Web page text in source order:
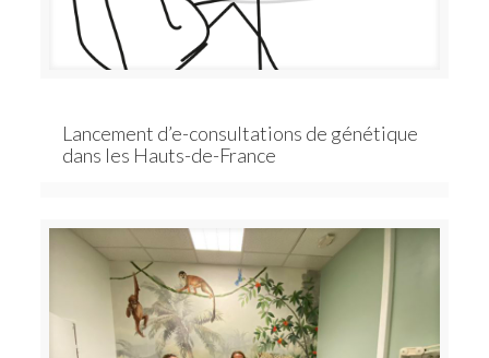
Lancement d’e-consultations de génétique
dans les Hauts-de-France